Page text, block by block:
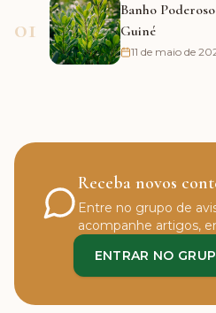
01
Banho
Guiné
11 de maio de
Receba novos
Entre no grupo de
acompanhe artigos,
ENTRAR NO